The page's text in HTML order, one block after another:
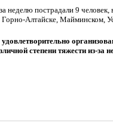
неделю пострадали 9
Алтайске, Майминском,
степени тяжести из-